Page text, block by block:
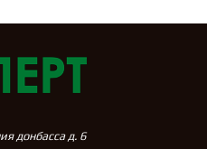
донбасса д. 6